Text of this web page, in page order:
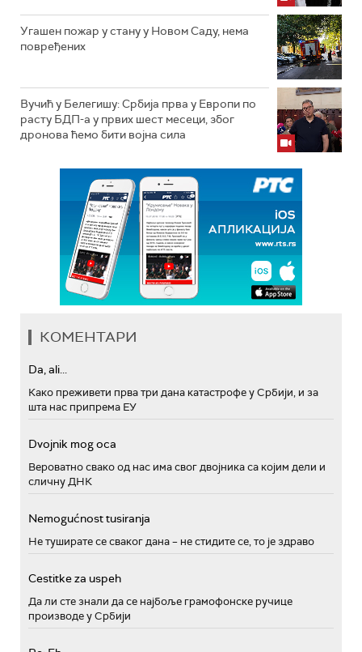
Угашен пожар у стану у Новом Саду, нема
повређених
Вучић у Белегишу: Србија прва у Европи по
расту БДП-а у првих шест месеци, због
дронова ћемо бити војна сила
КОМЕНТАРИ
Da, ali...
Како преживети прва три дана катастрофе у Србији, и за
шта нас припрема ЕУ
Dvojnik mog oca
Вероватно свако од нас има свог двојника са којим дели и
сличну ДНК
Nemogućnost tusiranja
Не туширате се сваког дана – не стидите се, то је здраво
Cestitke za uspeh
Да ли сте знали да се најбоље грамофонске ручице
производе у Србији